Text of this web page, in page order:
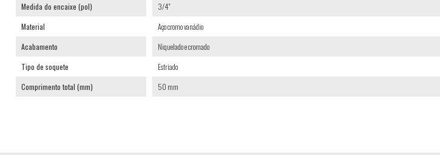
Medida do encaixe (pol)
3/4"
Material
Aço cromo vanádio
Acabamento
Niquelado e cromado
Tipo de soquete
Estriado
Comprimento total (mm)
50 mm